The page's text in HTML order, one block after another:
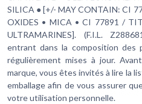
SILICA ● [+/- MAY CONTAIN: CI
OXIDES • MICA • CI 77891 /
ULTRAMARINES]. (F.I.L.
entrant dans la composition des
régulièrement mises à jour.
marque, vous êtes invités à lire la
emballage afin de vous assurer
votre utilisation personnelle.